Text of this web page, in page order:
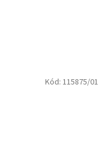
Kód: 115875/01